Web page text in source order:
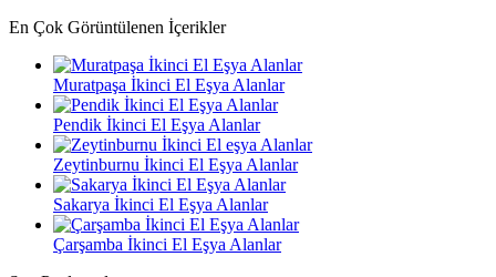
En Çok Görüntülenen İçerikler
Muratpaşa İkinci El Eşya Alanlar
Pendik İkinci El Eşya Alanlar
Zeytinburnu İkinci El Eşya Alanlar
Sakarya İkinci El Eşya Alanlar
Çarşamba İkinci El Eşya Alanlar